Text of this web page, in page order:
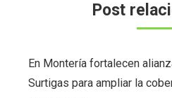
Post
En Montería fortalecen
Surtigas para ampliar la